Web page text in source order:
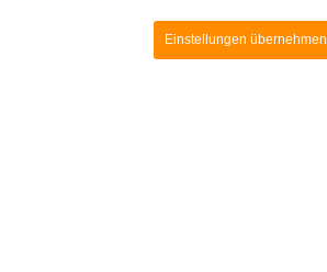
Einstellungen übernehmen